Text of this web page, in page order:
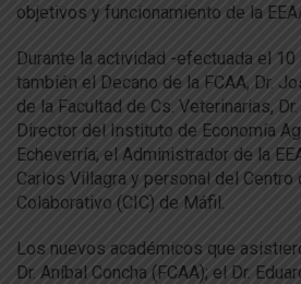
objetivos y funcionamiento de la
Durante la actividad -efectuada el
también el Decano de la FCAA, Dr.
de la Facultad de Cs. Veterinarias,
Director del Instituto de Economía
Echeverría; el Administrador de la
Carlos Villagra y personal del Centro
Colaborativo (CIC) de Máfil.
Los nuevos académicos que
Dr. Aníbal Concha (FCAA); el Dr.